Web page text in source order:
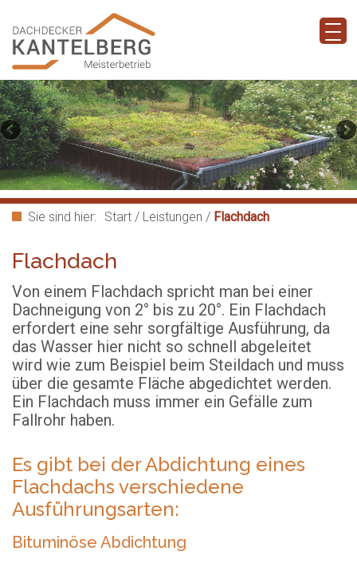
Sie sind hier: Start / Leistungen / Flachdach
Flachdach
Von einem Flachdach spricht man bei einer
Dachneigung von 2° bis zu 20°. Ein Flachdach
erfordert eine sehr sorgfältige Ausführung, da
das Wasser hier nicht so schnell abgeleitet
wird wie zum Beispiel beim Steildach und muss
über die gesamte Fläche abgedichtet werden.
Ein Flachdach muss immer ein Gefälle zum
Fallrohr haben.
Es gibt bei der Abdichtung eines
Flachdachs verschiedene
Ausführungsarten:
Bituminöse Abdichtung